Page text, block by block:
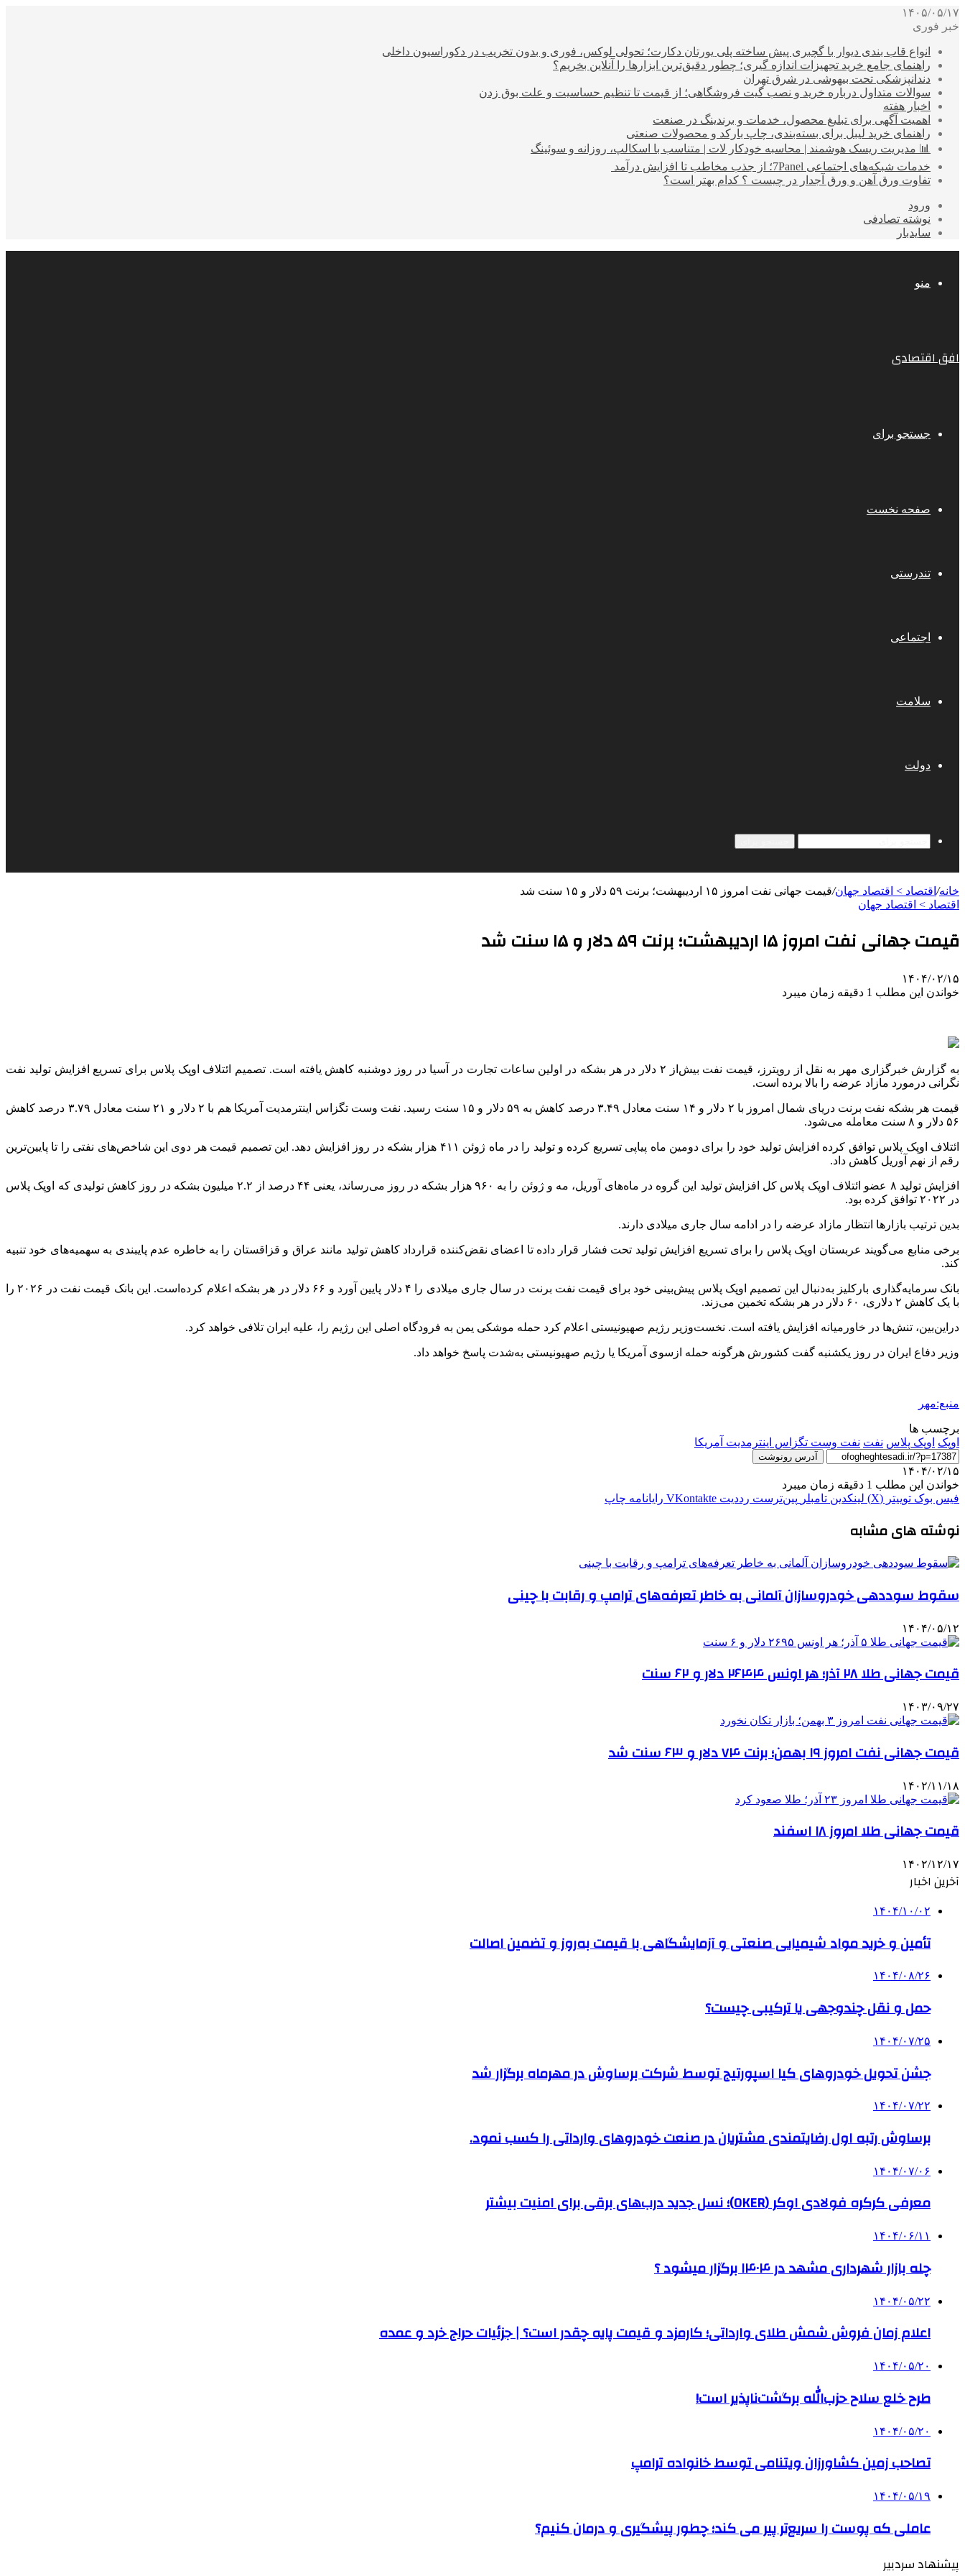
۱۴۰۵/۰۵/۱۷
خبر فوری
انواع قاب بندی دیوار با گچبری پیش ساخته پلی یورتان دکارت؛ تحولی لوکس، فوری و بدون تخریب در دکوراسیون داخلی
راهنمای جامع خرید تجهیزات اندازه گیری؛ چطور دقیق‌ترین ابزارها را آنلاین بخریم؟
دندانپزشکی تحت بیهوشی در شرق تهران
سوالات متداول درباره خرید و نصب گیت فروشگاهی؛ از قیمت تا تنظیم حساسیت و علت بوق زدن
اخبار هفته
اهمیت آگهی برای تبلیغ محصول، خدمات و برندینگ در صنعت
راهنمای خرید لیبل برای بسته‌بندی، چاپ بارکد و محصولات صنعتی
📊 مدیریت ریسک هوشمند | محاسبه خودکار لات | متناسب با اسکالپ، روزانه و سوئینگ
خدمات شبکه‌های اجتماعی 7Panel؛ از جذب مخاطب تا افزایش درآمد
تفاوت ورق آهن و ورق آجدار در چیست ؟ کدام بهتر است؟
ورود
نوشته تصادفی
سایدبار
منو
افق اقتصادی
جستجو برای
صفحه نخست
تندرستی
اجتماعی
سلامت
دولت
خانه/ اقتصاد > اقتصاد جهان/قیمت جهانی نفت امروز ۱۵ اردیبهشت؛ برنت ۵۹ دلار و ۱۵ سنت شد
اقتصاد > اقتصاد جهان
قیمت جهانی نفت امروز ۱۵ اردیبهشت؛ برنت ۵۹ دلار و ۱۵ سنت شد
۱۴۰۴/۰۲/۱۵
خواندن این مطلب 1 دقیقه زمان میبرد
به گزارش خبرگزاری مهر به نقل از رویترز، قیمت نفت بیش‌از ۲ دلار در هر بشکه در اولین ساعات تجارت در آسیا در روز دوشنبه کاهش یافته است. تصمیم ائتلاف اوپک پلاس برای تسریع افزایش تولید نفت
نگرانی درمورد مازاد عرضه را بالا برده است.
قیمت هر بشکه نفت برنت دریای شمال امروز با ۲ دلار و ۱۴ سنت معادل ۳.۴۹ درصد کاهش به ۵۹ دلار و ۱۵ سنت رسید. نفت وست تگزاس اینترمدیت
آمریکا هم با ۲ دلار و ۲۱ سنت معادل ۳.۷۹ درصد کاهش
۵۶ دلار و ۸ سنت معامله می‌شود.‌
ائتلاف اوپک پلاس توافق کرده افزایش تولید خود را برای دومین ماه پیاپی تسریع کرده و تولید را در ماه ژوئن ۴۱۱ هزار بشکه در روز افزایش دهد. این تصمیم قیمت هر دوی این شاخص‌های نفتی را تا پایین‌ترین
رقم از نهم آوریل کاهش داد.
افزایش تولید ۸ عضو ائتلاف اوپک پلاس کل افزایش تولید این گروه در ماه‌های آوریل، مه و ژوئن را به ۹۶۰ هزار بشکه در روز می‌رساند، یعنی ۴۴ درصد از ۲.۲ میلیون بشکه در روز کاهش تولیدی که اوپک پلاس
در ۲۰۲۲ توافق کرده بود.
بدین ترتیب بازارها انتظار مازاد عرضه را در ادامه سال جاری میلادی دارند.
برخی منابع می‌گویند عربستان اوپک پلاس را برای تسریع افزایش تولید تحت فشار قرار داده تا اعضای نقض‌کننده قرارداد کاهش تولید مانند عراق و قزاقستان را به خاطره عدم پایبندی به سهمیه‌های خود تنبیه
کند.
بانک سرمایه‌گذاری بارکلیز به‌دنبال این تصمیم اوپک پلاس پیش‌بینی خود برای قیمت نفت برنت
در سال جاری میلادی را ۴ دلار پایین آورد و ۶۶ دلار در هر بشکه اعلام کرده‌است. این بانک قیمت نفت در ۲۰۲۶ را
با یک کاهش ۲ دلاری، ۶۰ دلار در هر بشکه تخمین می‌زند.
دراین‌بین، تنش‌ها در خاورمیانه افزایش یافته است. نخست‌وزیر رژیم صهیونیستی اعلام کرد حمله موشکی یمن به فرودگاه اصلی این رژیم را، علیه ایران تلافی خواهد کرد.
وزیر دفاع ایران در روز یکشنبه گفت کشورش هرگونه حمله ازسوی آمریکا یا رژیم صهیونیستی به‌شدت پاسخ خواهد داد.
منبع:مهر
برچسب ها
اوپک اوپک پلاس نفت نفت وست تگزاس اینترمدیت آمریکا
آدرس رونوشت
۱۴۰۴/۰۲/۱۵
خواندن این مطلب 1 دقیقه زمان میبرد
فیس بوک توییتر (X) لینکدین ‫تامبلر ‫پین‌ترست ‫رددیت ‫VKontakte رایانامه چاپ
نوشته های مشابه
سقوط سوددهی خودروسازان آلمانی به خاطر تعرفه‌های ترامپ و رقابت با چینی‌
۱۴۰۴/۰۵/۱۲
قیمت جهانی طلا ۲۸ آذر؛ هر اونس ۲۶۴۴ دلار و ۶۲ سنت
۱۴۰۳/۰۹/۲۷
قیمت جهانی نفت امروز ۱۹ بهمن؛ برنت ۷۴ دلار و ۶۳ سنت شد
۱۴۰۲/۱۱/۱۸
قیمت جهانی طلا امروز ۱۸ اسفند
۱۴۰۲/۱۲/۱۷
آخرین اخبار
۱۴۰۴/۱۰/۰۲
تأمین و خرید مواد شیمیایی صنعتی و آزمایشگاهی با قیمت به‌روز و تضمین اصالت
۱۴۰۴/۰۸/۲۶
حمل و نقل چندوجهی یا ترکیبی چیست؟
۱۴۰۴/۰۷/۲۵
جشن تحویل خودروهای کیا اسپورتیج توسط شرکت برساوش در مهرماه برگزار شد
۱۴۰۴/۰۷/۲۲
برساوش رتبه اول رضایتمندی مشتریان در صنعت خودروهای وارداتی را کسب نمود.
۱۴۰۴/۰۷/۰۶
معرفی کرکره فولادی اوکر (OKER)؛ نسل جدید درب‌های برقی برای امنیت بیشتر
۱۴۰۴/۰۶/۱۱
چله بازار شهرداری مشهد در ۱۴۰۴ برگزار میشود ؟
۱۴۰۴/۰۵/۲۲
اعلام زمان فروش شمش طلای وارداتی؛ کارمزد و قیمت پایه چقدر است؟ | جزئیات حراج خرد و عمده
۱۴۰۴/۰۵/۲۰
طرح خلع سلاح حزب‌الله برگشت‌ناپذیر است!
۱۴۰۴/۰۵/۲۰
تصاحب زمین کشاورزان ویتنامی توسط خانواده ترامپ
۱۴۰۴/۰۵/۱۹
عاملی که پوست را سریع‌تر پیر می کند؛ چطور پیشگیری و درمان کنیم؟
پیشنهاد سردبیر